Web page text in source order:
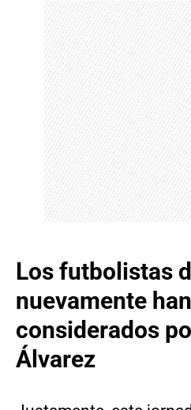
Los futbolistas
nuevamente
considerados
Álvarez